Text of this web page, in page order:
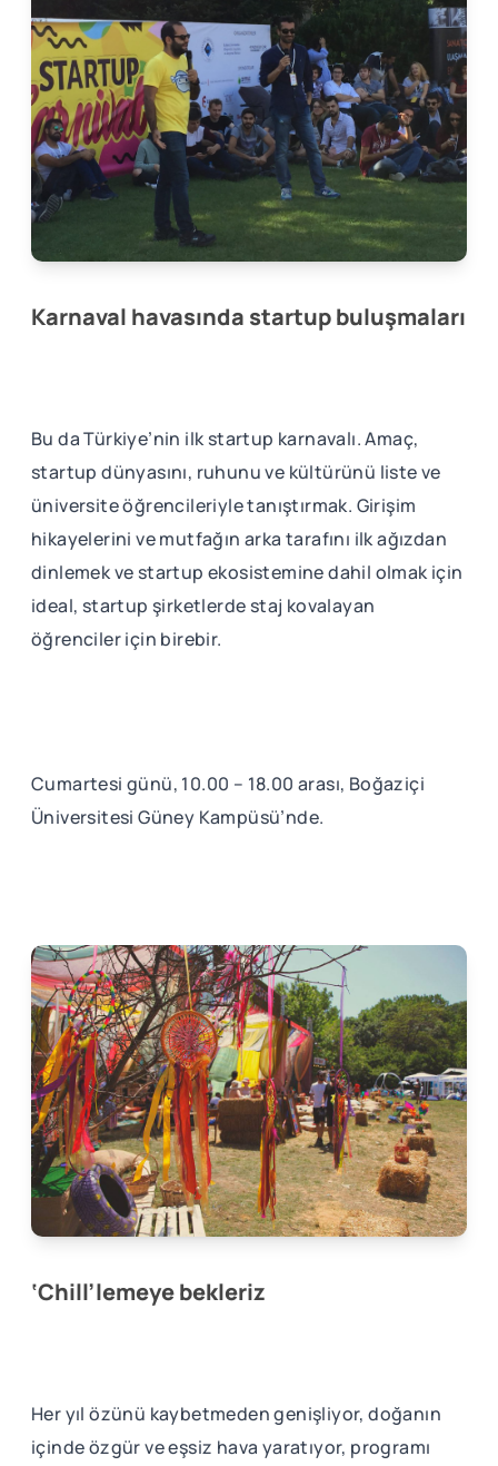
Karnaval havasında startup buluşmaları
Bu da Türkiye’nin ilk startup karnavalı. Amaç,
startup dünyasını, ruhunu ve kültürünü liste ve
üniversite öğrencileriyle tanıştırmak. Girişim
hikayelerini ve mutfağın arka tarafını ilk ağızdan
dinlemek ve startup ekosistemine dahil olmak için
ideal, startup şirketlerde staj kovalayan
öğrenciler için birebir.
Cumartesi günü, 10.00 – 18.00 arası, Boğaziçi
Üniversitesi Güney Kampüsü’nde.
‘Chill’lemeye bekleriz
Her yıl özünü kaybetmeden genişliyor, doğanın
içinde özgür ve eşsiz hava yaratıyor, programı